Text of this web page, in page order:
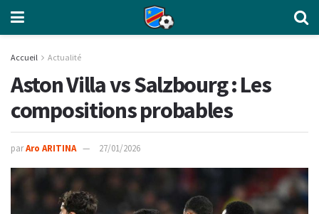
Accueil Actualité
Aston Villa vs Salzbourg : Les
compositions probables
parAro ARITINA 27/01/2026